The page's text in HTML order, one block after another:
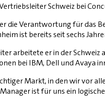
Schweiz bei
die Verantwortung für das
ist bereits seit sechs
arbeitete er in der
bei IBM, Dell und Avaya
Markt, in den wir vor
ist für uns ein